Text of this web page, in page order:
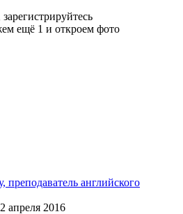
ещё 1 и откроем фото
английского
апреля 2016